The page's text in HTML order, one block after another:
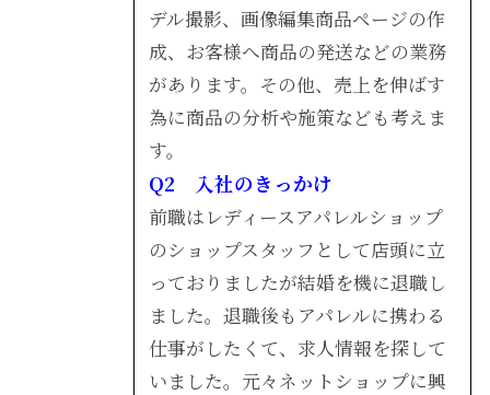
デル撮影、画像編集商品ページの作
成、お客様へ商品の発送などの業務
があります。その他、売上を伸ばす
為に商品の分析や施策なども考えま
す。
Q2 入社のきっかけ
前職はレディースアパレルショップ
のショップスタッフとして店頭に立
っておりましたが結婚を機に退職し
ました。退職後もアパレルに携わる
仕事がしたくて、求人情報を探して
いました。元々ネットショップに興